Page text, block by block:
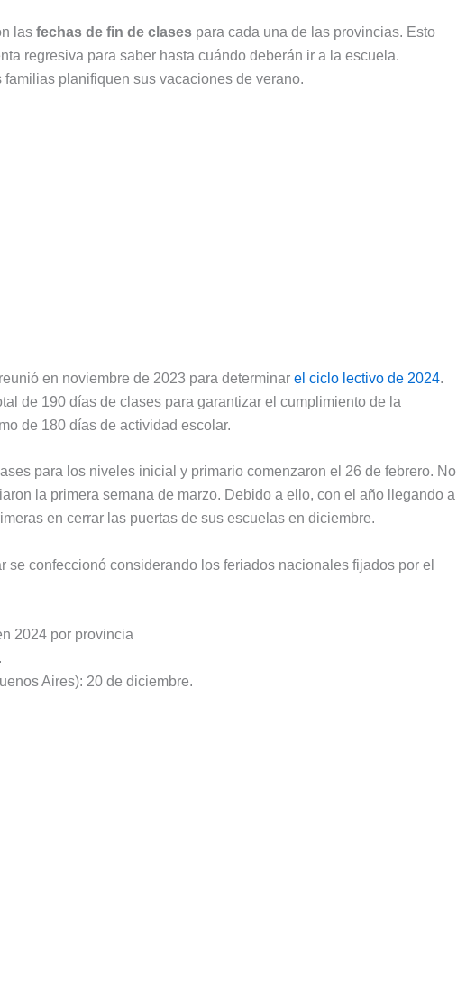
las fechas de fin de clases para cada una de las provincias. Esto
regresiva para saber hasta cuándo deberán ir a la escuela.
planifiquen sus vacaciones de verano.
en noviembre de 2023 para determinar el ciclo lectivo de 2024.
de 190 días de clases para garantizar el cumplimiento de la
de 180 días de actividad escolar.
para los niveles inicial y primario comenzaron el 26 de febrero. No
la primera semana de marzo. Debido a ello, con el año llegando a
en cerrar las puertas de sus escuelas en diciembre.
se confeccionó considerando los feriados nacionales fijados por el
2024 por provincia
Aires): 20 de diciembre.